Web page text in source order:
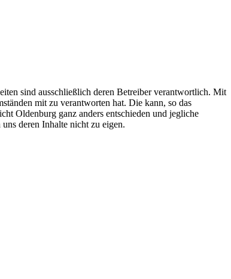
sind ausschließlich deren Betreiber verantwortlich. Mit
mit zu verantworten hat. Die kann, so das
Oldenburg ganz anders entschieden und jegliche
deren Inhalte nicht zu eigen.